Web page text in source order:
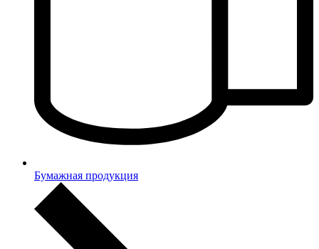
Бумажная продукция